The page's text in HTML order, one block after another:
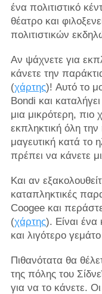
ένα πολιτιστικό
θέατρο και
πολιτιστικών
Αν ψάχνετε για
κάνετε την
(χάρτης)! Αυτό το
Bondi και
μια μικρότερη, πιο
εκπληκτική όλη
μαγευτική κατά το
πρέπει να κάνετε
Και αν
καταπληκτικές
Coogee και
(χάρτης). Είναι ένα
και λιγότερο
Πιθανότατα θα
της πόλης του
για να το κάνετε.